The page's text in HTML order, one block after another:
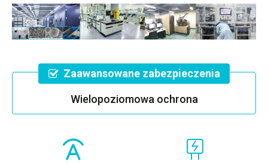
Zaawansowane zabezpieczenia
Wielopoziomowa ochrona